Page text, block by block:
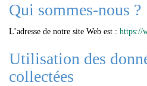
Qui sommes-nous ?
L’adresse de notre site Web est : https://
Utilisation des
collectées